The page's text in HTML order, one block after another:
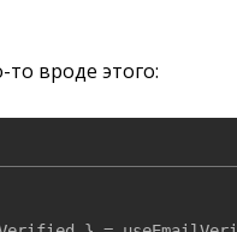
то вроде этого: